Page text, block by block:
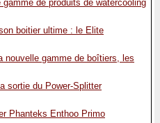
gamme de produits de watercooling
boitier ultime : le Elite
nouvelle gamme de boîtiers, les
sortie du Power-Splitter
Phanteks Enthoo Primo